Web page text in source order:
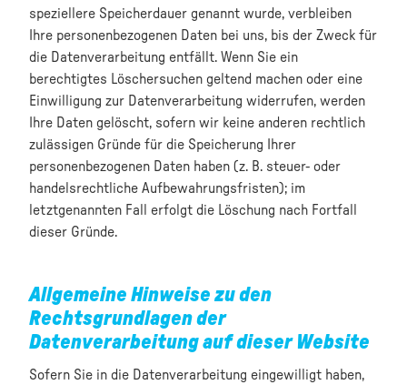
speziellere Speicherdauer genannt wurde, verbleiben
Ihre personenbezogenen Daten bei uns, bis der Zweck für
die Datenverarbeitung entfällt. Wenn Sie ein
berechtigtes Löschersuchen geltend machen oder eine
Einwilligung zur Datenverarbeitung widerrufen, werden
Ihre Daten gelöscht, sofern wir keine anderen rechtlich
zulässigen Gründe für die Speicherung Ihrer
personenbezogenen Daten haben (z. B. steuer- oder
handelsrechtliche Aufbewahrungsfristen); im
letztgenannten Fall erfolgt die Löschung nach Fortfall
dieser Gründe.
Allgemeine Hinweise zu den
Rechtsgrundlagen der
Datenverarbeitung auf dieser Website
Sofern Sie in die Datenverarbeitung eingewilligt haben,